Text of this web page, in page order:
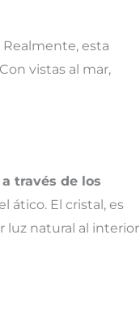
Realmente, esta
vistas al mar,
a través de los
ático. El cristal, es
luz natural al interior